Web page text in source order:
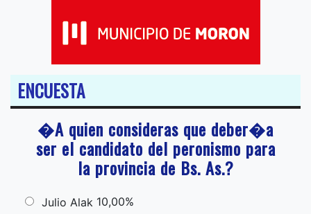
ENCUESTA
�A quien consideras que deber�a
ser el candidato del peronismo para
la provincia de Bs. As.?
Julio Alak 10,00%